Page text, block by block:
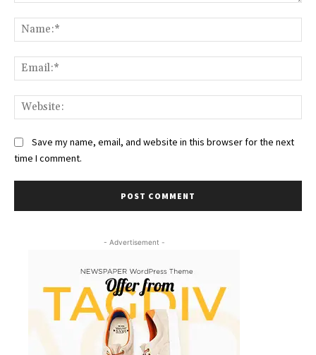
Save my name, email, and website in this browser for the next
time I comment.
- Advertisement -